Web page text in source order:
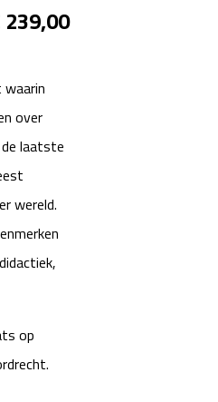
239,00
over
laatste
wereld.
op